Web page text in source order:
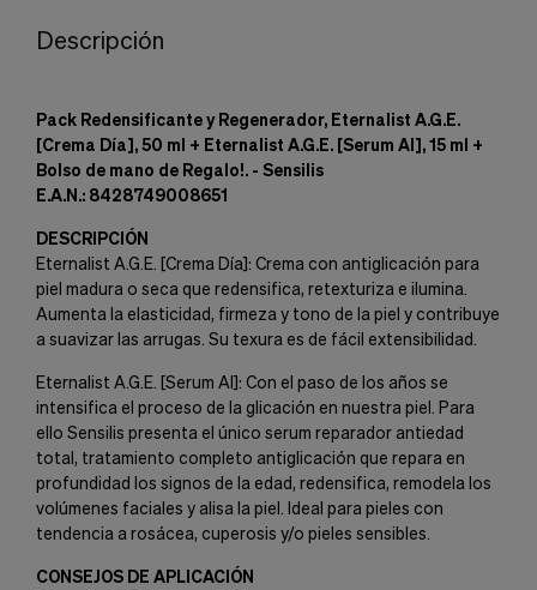
Descripción
Pack Redensificante y Regenerador, Eternalist A.G.E.
[Crema Día], 50 ml + Eternalist A.G.E. [Serum AI], 15 ml +
Bolso de mano de Regalo!. - Sensilis
E.A.N.: 8428749008651
DESCRIPCIÓN
Eternalist A.G.E. [Crema Día]: Crema con antiglicación para
piel madura o seca que redensifica, retexturiza e ilumina.
Aumenta la elasticidad, firmeza y tono de la piel y contribuye
a suavizar las arrugas. Su texura es de fácil extensibilidad.
Eternalist A.G.E. [Serum AI]: Con el paso de los años se
intensifica el proceso de la glicación en nuestra piel. Para
ello Sensilis presenta el único serum reparador antiedad
total, tratamiento completo antiglicación que repara en
profundidad los signos de la edad, redensifica, remodela los
volúmenes faciales y alisa la piel. Ideal para pieles con
tendencia a rosácea, cuperosis y/o pieles sensibles.
CONSEJOS DE APLICACIÓN